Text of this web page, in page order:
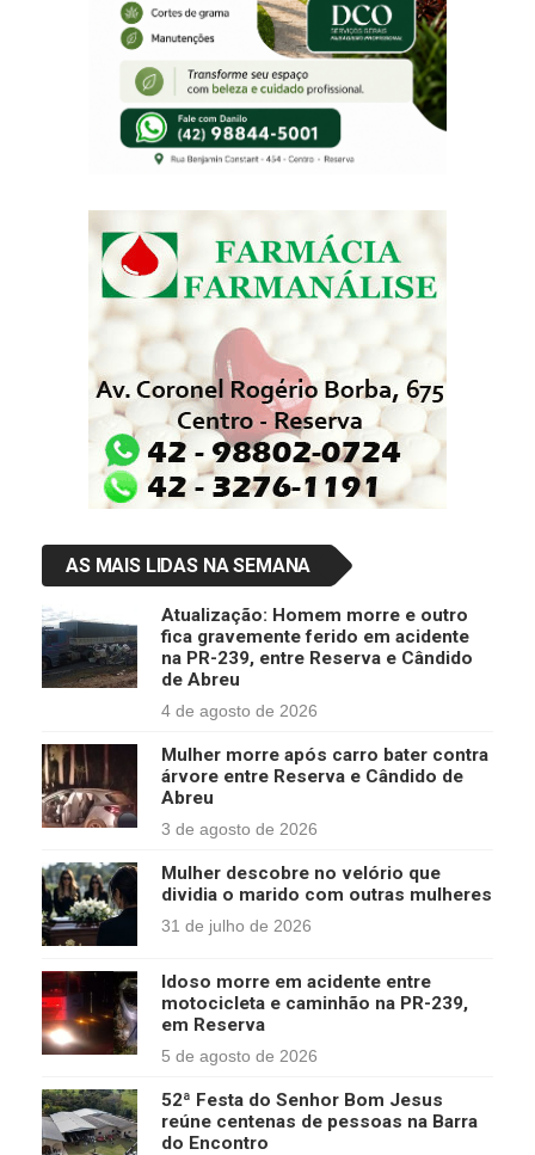
AS MAIS LIDAS NA SEMANA
Atualização: Homem morre e outro
fica gravemente ferido em acidente
na PR-239, entre Reserva e Cândido
de Abreu
4 de agosto de 2026
Mulher morre após carro bater contra
árvore entre Reserva e Cândido de
Abreu
3 de agosto de 2026
Mulher descobre no velório que
dividia o marido com outras mulheres
31 de julho de 2026
Idoso morre em acidente entre
motocicleta e caminhão na PR-239,
em Reserva
5 de agosto de 2026
52ª Festa do Senhor Bom Jesus
reúne centenas de pessoas na Barra
do Encontro